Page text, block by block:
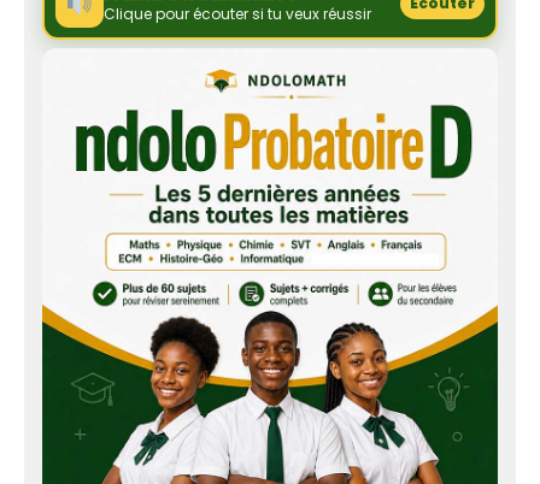
Clique pour écouter si tu veux réussir